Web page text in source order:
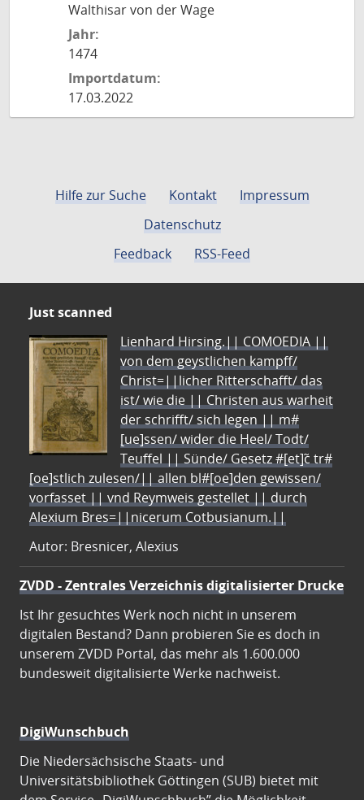
Walthisar von der Wage
Jahr:
1474
Importdatum:
17.03.2022
Hilfe zur Suche Kontakt
Impressum
Datenschutz
Feedback
RSS-Feed
Just scanned
Lienhard Hirsing.|| COMOEDIA ||
von dem geystlichen kampff/
Christ=||licher Ritterschafft/ das
ist/ wie die || Christen aus warheit
der schrifft/ sich legen || m#
[ue]ssen/ wider die Heel/ Todt/
Teuffel || Sünde/ Gesetz #[et]c̃ tr#
[oe]stlich zulesen/|| allen bl#[oe]den gewissen/
vorfasset || vnd Reymweis gestellet || durch
Alexium Bres=||nicerum Cotbusianum.||
Autor: Bresnicer, Alexius
ZVDD - Zentrales Verzeichnis digitalisierter Drucke
Ist Ihr gesuchtes Werk noch nicht in unserem
digitalen Bestand? Dann probieren Sie es doch in
unserem ZVDD Portal, das mehr als 1.600.000
bundesweit digitalisierte Werke nachweist.
DigiWunschbuch
Die Niedersächsische Staats- und
Universitätsbibliothek Göttingen (SUB) bietet mit